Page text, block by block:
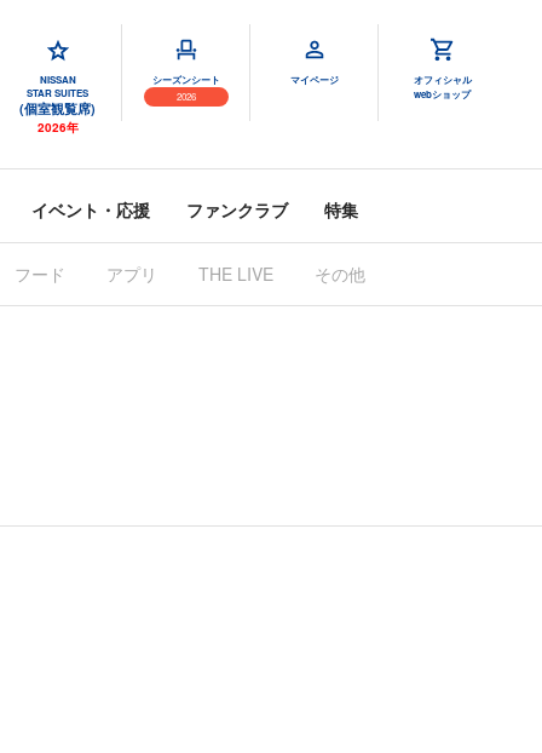
NISSAN
STAR SUITES
(個室観覧席)
2026年
シーズンシート
2026
マイページ
オフィシャル
webショップ
イベント・応援 ファンクラブ 特集
フード アプリ THE LIVE その他